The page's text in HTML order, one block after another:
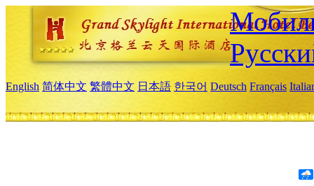
English 简体中文 繁體中文 日本語 한국어 Deutsch Français